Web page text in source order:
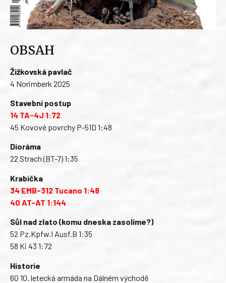
OBSAH
Žižkovská pavlač
4 Norimberk 2025
Stavební postup
14 TA-4J 1:72
45 Kovové povrchy P-51D 1:48
Dioráma
22 Strach (BT-7) 1:35
Krabička
34 EMB-312 Tucano 1:48
40 AT-AT 1:144
Sůl nad zlato (komu dneska zasolíme?)
52 Pz.Kpfw.I Ausf.B 1:35
58 Ki 43 1:72
Historie
60 10. letecká armáda na Dálném východě